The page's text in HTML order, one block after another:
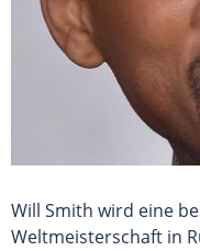
Will Smith wird eine
Weltmeisterschaft in